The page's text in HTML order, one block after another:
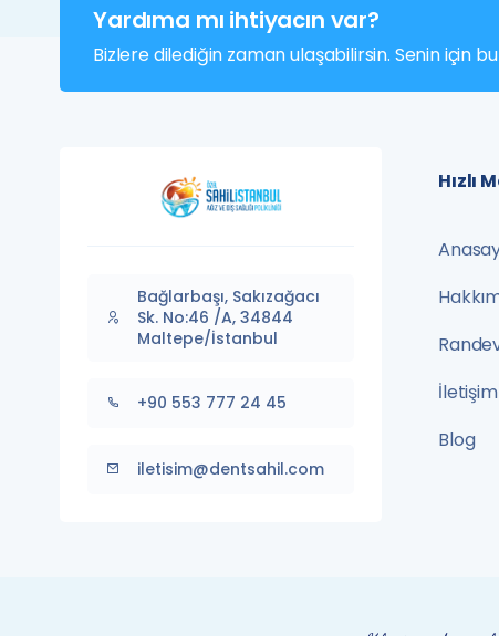
Yardıma mı ihtiyacın var?
Bizlere dilediğin zaman ulaşabilirsin. Senin için
Bağlarbaşı, Sakızağacı
Sk. No:46 /A, 34844
Maltepe/İstanbul
+90 553 777 24 45
iletisim@dentsahil.com
Hızlı
İletişim
Blog